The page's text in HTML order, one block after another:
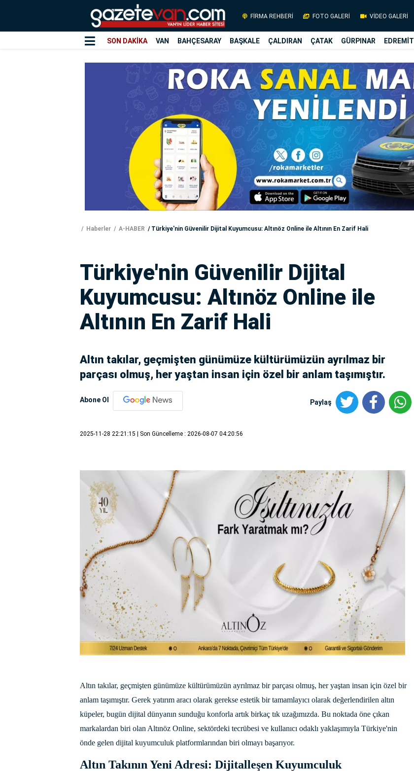
FİRMA REHBERİ FOTO GALERİ VİDEO GALERİ
SON DAKİKA VAN BAHÇESARAY BAŞKALE ÇALDIRAN ÇATAK GÜRPINAR EDREMİT
Haberler A-HABER Türkiye'nin Güvenilir Dijital Kuyumcusu: Altınöz Online ile Altının En Zarif Hali
Türkiye'nin Güvenilir Dijital
Kuyumcusu: Altınöz Online ile
Altının En Zarif Hali
Altın takılar, geçmişten günümüze kültürümüzün ayrılmaz bir
parçası olmuş, her yaştan insan için özel bir anlam taşımıştır.
Abone Ol Paylaş
2025-11-28 22:21:15 | Son Güncelleme : 2026-08-07 04:20:56
Altın takılar, geçmişten günümüze kültürümüzün ayrılmaz bir parçası olmuş, her yaştan insan için özel bir
anlam taşımıştır. Gerek yatırım aracı olarak gerekse estetik bir tamamlayıcı olarak değerlendirilen altın
küpeler, bugün dijital dünyanın sunduğu konforla artık birkaç tık uzağımızda. Bu noktada öne çıkan
markalardan biri olan Altınöz Online, sektördeki tecrübesi ve kullanıcı odaklı yaklaşımıyla Türkiye'nin
önde gelen dijital kuyumculuk platformlarından biri olmayı başarıyor.
Altın Takının Yeni Adresi: Dijitalleşen Kuyumculuk